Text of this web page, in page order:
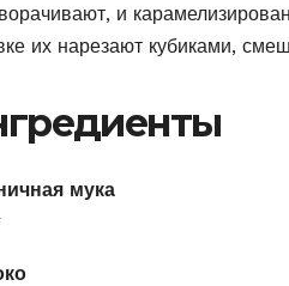
и
их нарезают кубиками,
мука